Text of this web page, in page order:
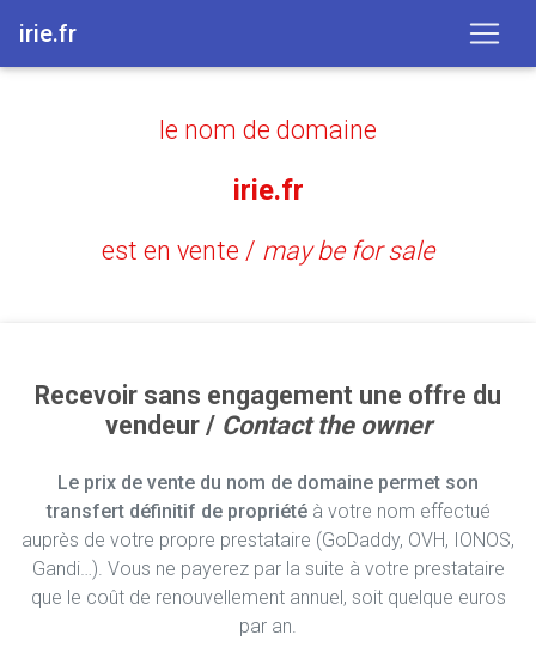
irie.fr
le nom de domaine
irie.fr
est en vente / may be for sale
Recevoir sans engagement une offre du
vendeur / Contact the owner
Le prix de vente du nom de domaine permet son
transfert définitif de propriétéà votre nom effectué
auprès de votre propre prestataire (GoDaddy, OVH, IONOS,
Gandi…). Vous ne payerez par la suite à votre prestataire
que le coût de renouvellement annuel, soit quelque euros
par an.